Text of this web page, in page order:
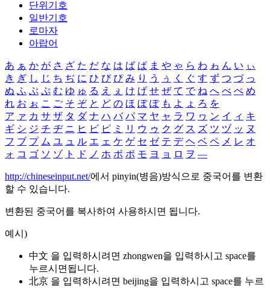
단위기호
일반기호
로마자
아랍어
あ ぁ か が さ ざ た だ な は ば ぱ ま や ゃ ら わ ゎ ん い ぃ
き ぎ し じ ち ぢ に ひ び ぴ み り う ぅ く ぐ す ず つ づ っ
ぬ ふ ぶ ぷ む ゆ ゅ る え ぇ け げ せ ぜ て で ね へ べ ぺ め
れ お ぉ こ ご そ ぞ と ど の ほ ぼ ぽ も よ ょ ろ を
ア ァ カ サ ザ タ ダ ナ ハ バ パ マ ヤ ャ ラ ワ ヮ ン イ ィ キ
ギ シ ジ チ ヂ ニ ヒ ビ ピ ミ リ ウ ゥ ク グ ス ズ ツ ヅ ッ ヌ
フ ブ プ ム ユ ュ ル エ ェ ケ ゲ セ ゼ テ デ ヘ ベ ペ メ レ オ
ォ コ ゴ ソ ゾ ト ド ノ ホ ボ ポ モ ヨ ョ ロ ヲ ―
http://chineseinput.net/에서 pinyin(병음)방식으로 중국어를 변환
할 수 있습니다.
변환된 중국어를 복사하여 사용하시면 됩니다.
예시)
中文 을 입력하시려면 zhongwen을 입력하시고 space를
누르시면됩니다.
北京 을 입력하시려면 beijing을 입력하시고 space를 누르